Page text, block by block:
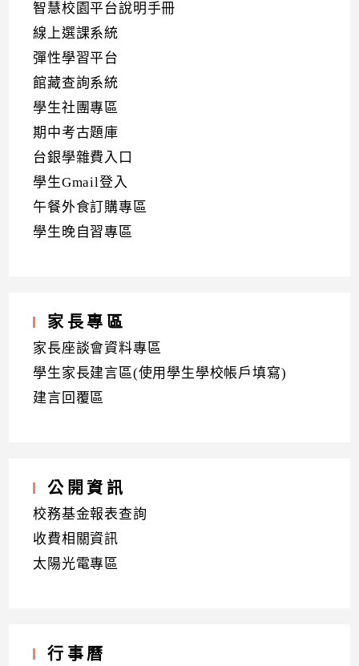
智慧校園平台說明手冊
線上選課系統
彈性學習平台
館藏查詢系統
學生社團專區
期中考古題庫
台銀學雜費入口
學生Gmail登入
午餐外食訂購專區
學生晚自習專區
家長專區
家長座談會資料專區
學生家長建言區(使用學生學校帳戶填寫)
建言回覆區
公開資訊
校務基金報表查詢
收費相關資訊
太陽光電專區
行事曆